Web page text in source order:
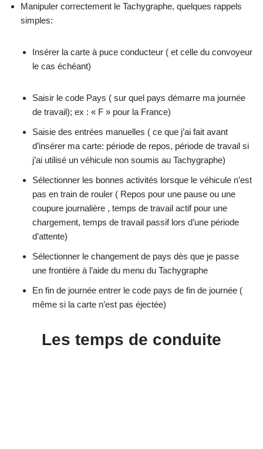
Manipuler correctement le Tachygraphe, quelques rappels
simples:
Insérer la carte à puce conducteur ( et celle du convoyeur
le cas échéant)
Saisir le code Pays ( sur quel pays démarre ma journée
de travail); ex : « F » pour la France)
Saisie des entrées manuelles ( ce que j’ai fait avant
d’insérer ma carte: période de repos, période de travail si
j’ai utilisé un véhicule non soumis au Tachygraphe)
Sélectionner les bonnes activités lorsque le véhicule n’est
pas en train de rouler ( Repos pour une pause ou une
coupure journalière , temps de travail actif pour une
chargement, temps de travail passif lors d’une période
d’attente)
Sélectionner le changement de pays dès que je passe
une frontière à l’aide du menu du Tachygraphe
En fin de journée entrer le code pays de fin de journée (
même si la carte n’est pas éjectée)
Les temps de conduite